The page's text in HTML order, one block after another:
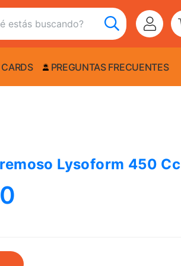
PREGUNTAS FRECUENTES
Lysoform 450 Cc